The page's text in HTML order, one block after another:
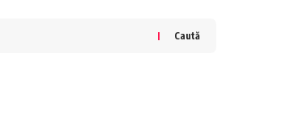
Caută